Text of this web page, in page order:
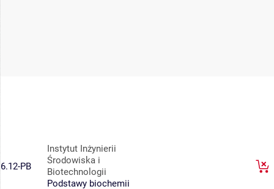
6.12-PB
Instytut Inżynierii
Środowiska i
Biotechnologii
Podstawy biochemii